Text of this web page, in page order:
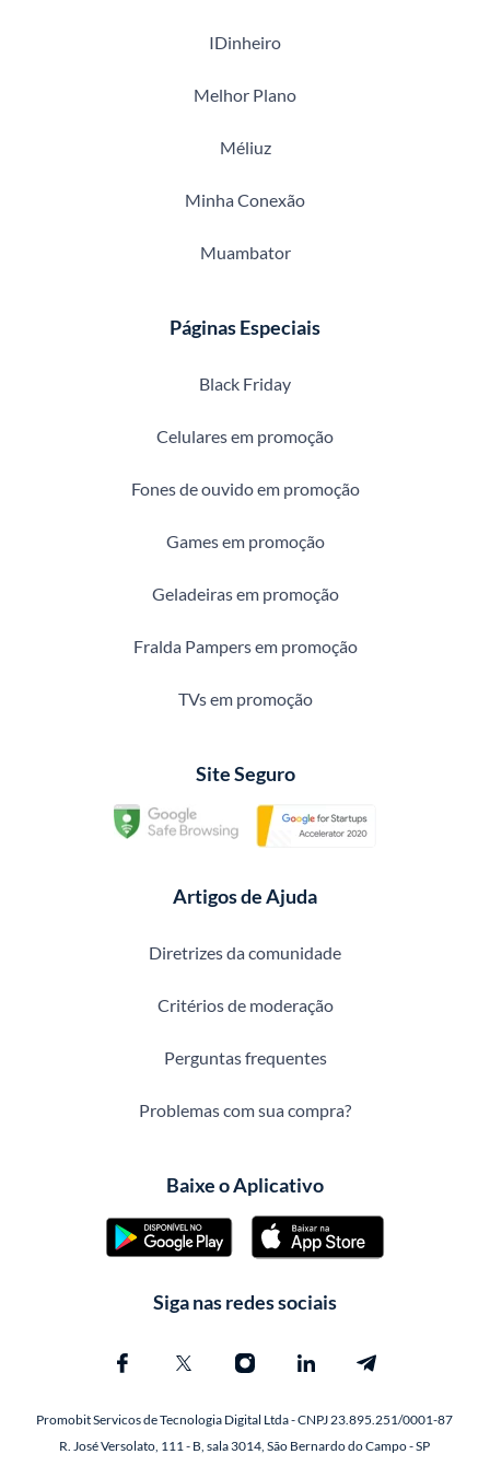
IDinheiro
Melhor Plano
Méliuz
Minha Conexão
Muambator
Páginas Especiais
Black Friday
Celulares em promoção
Fones de ouvido em promoção
Games em promoção
Geladeiras em promoção
Fralda Pampers em promoção
TVs em promoção
Site Seguro
Artigos de Ajuda
Diretrizes da comunidade
Critérios de moderação
Perguntas frequentes
Problemas com sua compra?
Baixe o Aplicativo
Siga nas redes sociais
Promobit Servicos de Tecnologia Digital Ltda - CNPJ 23.895.251/0001-87
R. José Versolato, 111 - B, sala 3014, São Bernardo do Campo - SP